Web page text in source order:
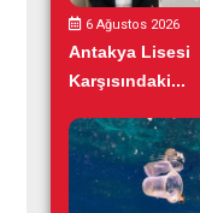
6 Ağustos 2026
Antakya Lisesi
Karşısındaki...